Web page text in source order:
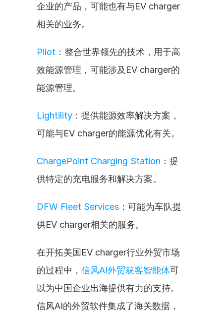
企业的产品，可能也有与EV charger
相关的业务。
Pilot ：整合世界领先的技术，用于高
效能源管理，可能涉及EV charger的
能源管理。
Lightility ：提供能源效率解决方案，
可能与EV charger的能源优化有关。
ChargePoint Charging Station ：提
供特定的充电服务和解决方案。
DFW Fleet Services ：可能为车队提
供EV charger相关的服务。
在开拓美国EV charger行业外贸市场
的过程中， 信风AI外贸获客智能体可
以为中国企业出海提供有力的支持。
信风AI的外贸软件集成了海关数据，